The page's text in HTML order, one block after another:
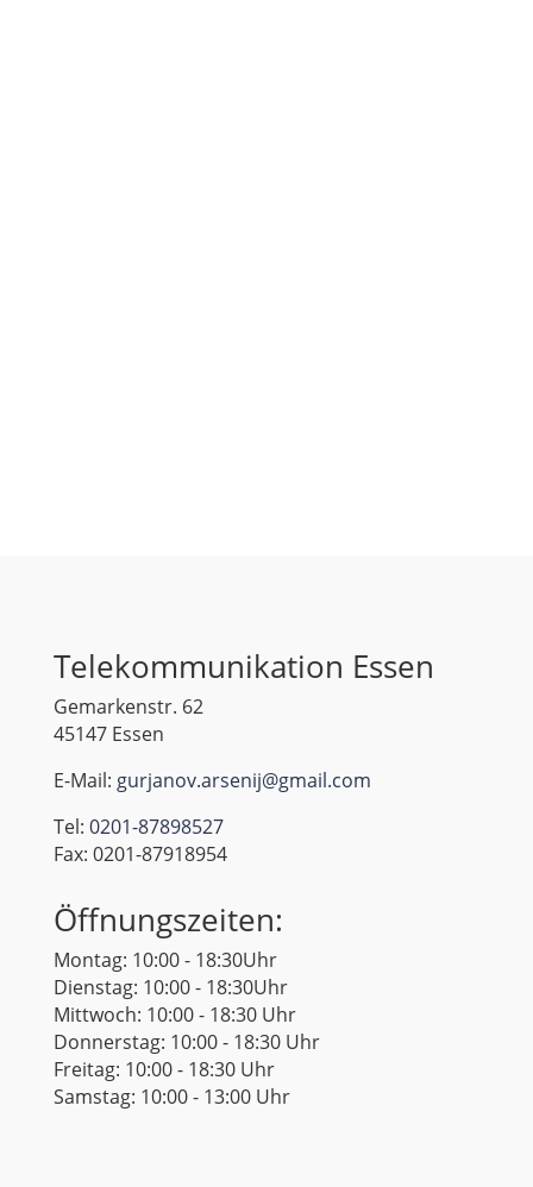
Telekommunikation Essen
Gemarkenstr. 62
45147 Essen
E-Mail: gurjanov.arsenij@gmail.com
Tel: 0201-87898527
Fax: 0201-87918954
Öffnungszeiten:
Montag: 10:00 - 18:30Uhr
Dienstag: 10:00 - 18:30Uhr
Mittwoch: 10:00 - 18:30 Uhr
Donnerstag: 10:00 - 18:30 Uhr
Freitag: 10:00 - 18:30 Uhr
Samstag: 10:00 - 13:00 Uhr